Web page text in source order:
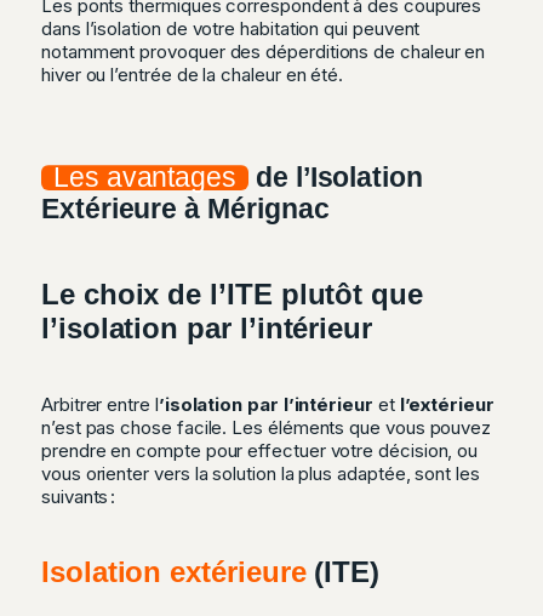
Les ponts thermiques correspondent à des coupures
dans l’isolation de votre habitation qui peuvent
notamment provoquer des déperditions de chaleur en
hiver ou l’entrée de la chaleur en été.
Les avantages
de l’Isolation
Extérieure à Mérignac
Le choix de l’ITE plutôt que
l’isolation par l’intérieur
Arbitrer entre l’isolation par l’intérieur et l’extérieur
n’est pas chose facile. Les éléments que vous pouvez
prendre en compte pour effectuer votre décision, ou
vous orienter vers la solution la plus adaptée, sont les
suivants :
Isolation extérieure(ITE)